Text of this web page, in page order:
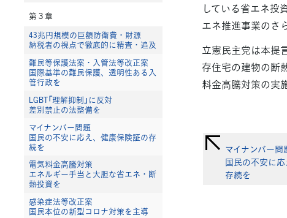
第３章
43兆円規模の巨額防衛費・財源
納税者の視点で徹底的に精査・追及
難民等保護法案・入管法等改正案
国際基準の難民保護、透明性ある入
管行政を
LGBT「理解抑制」に反対
差別禁止の法整備を
マイナンバー問題
国民の不安に応え、健康保険証の存
続を
電気料金高騰対策
エネルギー手当と大胆な省エネ・断
熱投資を
感染症法等改正案
国民本位の新型コロナ対策を主導
している省エネ投
エネ推進事業のさ
立憲民主党は本提
存住宅の建物の断
料金高騰対策の実
マイナンバー問
国民の不安に
存続を